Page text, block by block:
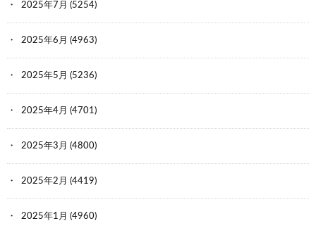
2025年7月 (5254)
2025年6月 (4963)
2025年5月 (5236)
2025年4月 (4701)
2025年3月 (4800)
2025年2月 (4419)
2025年1月 (4960)